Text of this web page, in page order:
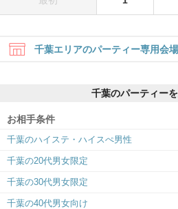
千葉エリアのパーティー専用会場
全席半個室で人目を気にせず安心婚活♡
千葉のパーティー
お相手条件
千葉のハイステ・ハイスぺ男性
千葉の20代男女限定
千葉の30代男女限定
千葉の40代男女向け